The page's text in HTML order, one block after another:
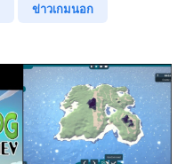
ข่าวเกมนอก